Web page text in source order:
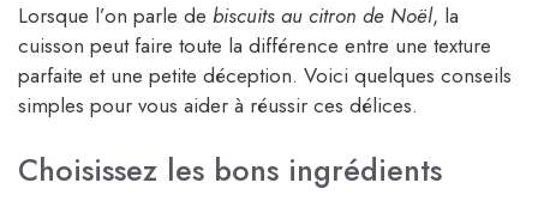
Lorsque l’on parle de biscuits au citron de Noël, la
cuisson peut faire toute la différence entre une texture
parfaite et une petite déception. Voici quelques conseils
simples pour vous aider à réussir ces délices.
Choisissez les bons ingrédients